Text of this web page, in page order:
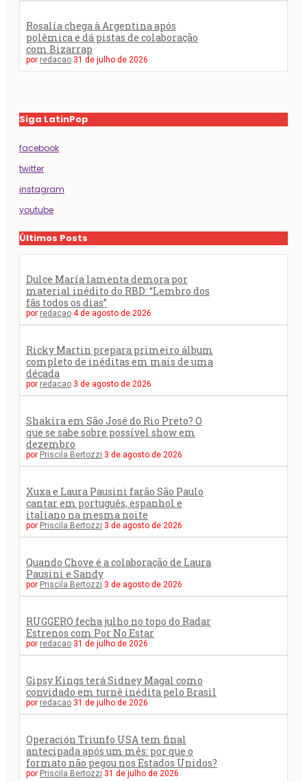
Rosalía chega à Argentina após
polêmica e dá pistas de colaboração
com Bizarrap
por redacao 31 de julho de 2026
Siga LatinPop
facebook
twitter
instagram
youtube
Últimos Posts
Dulce María lamenta demora por
material inédito do RBD: “Lembro dos
fãs todos os dias”
por redacao 4 de agosto de 2026
Ricky Martin prepara primeiro álbum
completo de inéditas em mais de uma
década
por redacao 3 de agosto de 2026
Shakira em São José do Rio Preto? O
que se sabe sobre possível show em
dezembro
por Priscila Bertozzi 3 de agosto de 2026
Xuxa e Laura Pausini farão São Paulo
cantar em português, espanhol e
italiano na mesma noite
por Priscila Bertozzi 3 de agosto de 2026
Quando Chove é a colaboração de Laura
Pausini e Sandy
por Priscila Bertozzi 3 de agosto de 2026
RUGGERO fecha julho no topo do Radar
Estrenos com Por No Estar
por redacao 31 de julho de 2026
Gipsy Kings terá Sidney Magal como
convidado em turnê inédita pelo Brasil
por redacao 31 de julho de 2026
Operación Triunfo USA tem final
antecipada após um mês: por que o
formato não pegou nos Estados Unidos?
por Priscila Bertozzi 31 de julho de 2026